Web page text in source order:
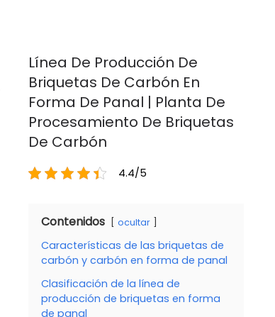
Línea De Producción De
Briquetas De Carbón En
Forma De Panal | Planta De
Procesamiento De Briquetas
De Carbón
4.4/5
Contenidos ocultar
Características de las briquetas de
carbón y carbón en forma de panal
Clasificación de la línea de
producción de briquetas en forma
de panal